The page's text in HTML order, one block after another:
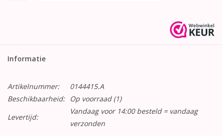
Informatie
Artikelnummer:
0144415.A
Beschikbaarheid:
Op voorraad(1)
Levertijd:
Vandaag voor 14:00 besteld = vandaag
verzonden